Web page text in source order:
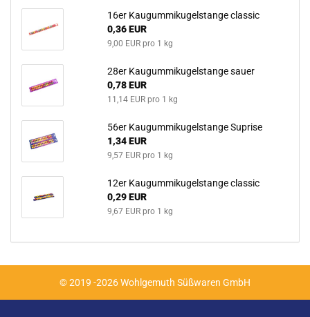
16er Kau­gum­mi­ku­gel­stan­ge clas­sic
0,36 EUR
9,00 EUR pro 1 kg
28er Kau­gum­mi­ku­gel­stan­ge sauer
0,78 EUR
11,14 EUR pro 1 kg
56er Kau­gum­mi­ku­gel­stan­ge Su­pri­se
1,34 EUR
9,57 EUR pro 1 kg
12er Kau­gum­mi­ku­gel­stan­ge clas­sic
0,29 EUR
9,67 EUR pro 1 kg
© 2019 -2026 Wohlgemuth Süßwaren GmbH